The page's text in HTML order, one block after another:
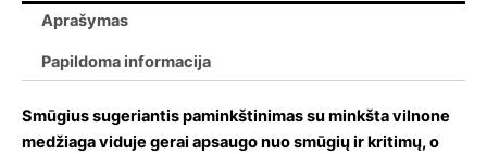
kompiuterio
Aprašymas
Papildoma informacija
Smūgius sugeriantis paminkštinimas su minkšta vilnone
medžiaga viduje gerai apsaugo nuo smūgių ir kritimų, o